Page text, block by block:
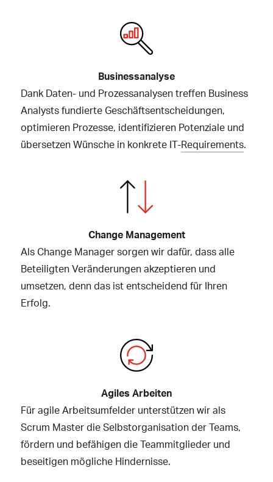
Businessanalyse
Dank Daten- und Prozessanalysen treffen Business
Analysts fundierte Geschäftsentscheidungen,
optimieren Prozesse, identifizieren Potenziale und
übersetzen Wünsche in konkrete IT-Requirements.
Change Management
Als Change Manager sorgen wir dafür, dass alle
Beteiligten Veränderungen akzeptieren und
umsetzen, denn das ist entscheidend für Ihren
Erfolg.
Agiles Arbeiten
Für agile Arbeitsumfelder unterstützen wir als
Scrum Master die Selbstorganisation der Teams,
fördern und befähigen die Teammitglieder und
beseitigen mögliche Hindernisse.